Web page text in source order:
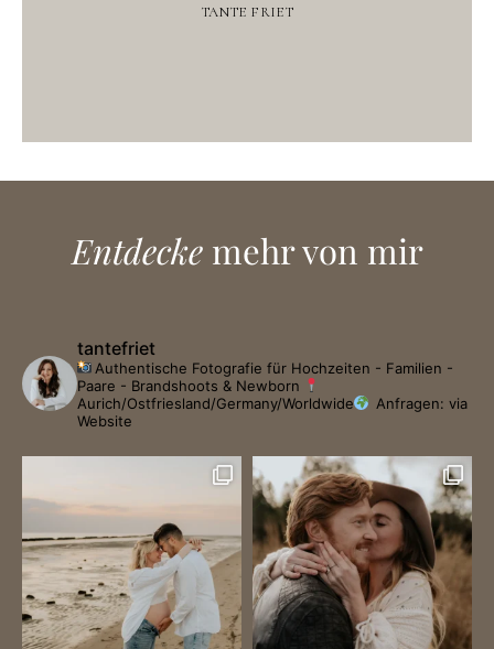
Entdecke mehr von mir
tantefriet
Authentische Fotografie für Hochzeiten - Familien -
Paare - Brandshoots & Newborn
Aurich/Ostfriesland/Germany/Worldwide
Anfragen: via
Website